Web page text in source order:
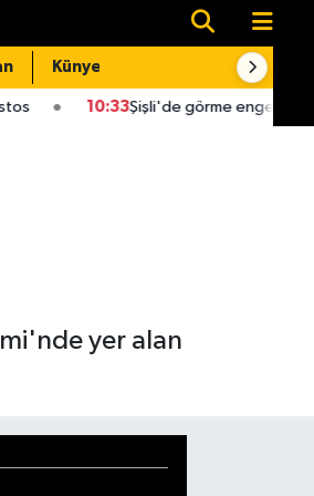
Künye
Şişli'de görme engelli genç metro
yer alan